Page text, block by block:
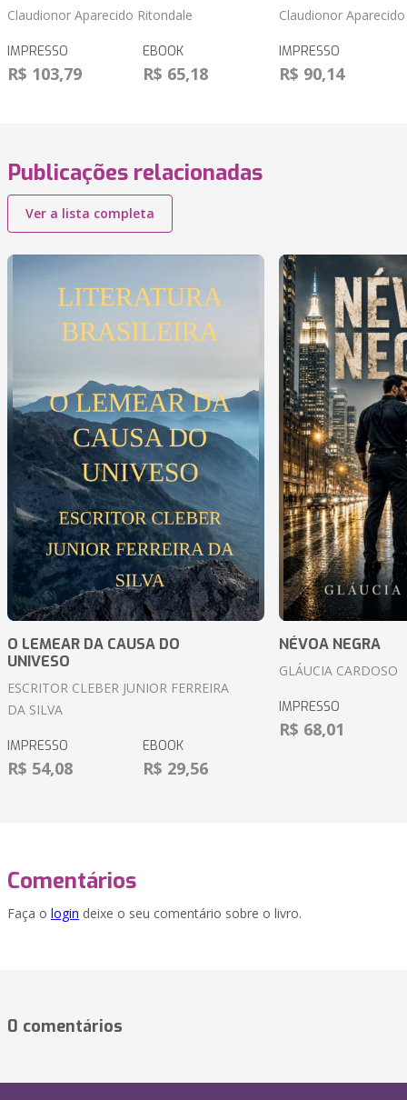
Claudionor Aparecido Ritondale
IMPRESSO
R$ 103,79
EBOOK
R$ 65,18
Claudionor
IMPRESSO
R$ 90,14
Publicações relacionadas
Ver a lista completa
O LEMEAR DA CAUSA DO
UNIVESO
ESCRITOR CLEBER JUNIOR FERREIRA
DA SILVA
IMPRESSO
R$ 54,08
EBOOK
R$ 29,56
NÉVOA NEGRA
GLÁUCIA CARDOSO
IMPRESSO
R$ 68,01
Comentários
Faça o login deixe o seu comentário sobre o livro.
0 comentários